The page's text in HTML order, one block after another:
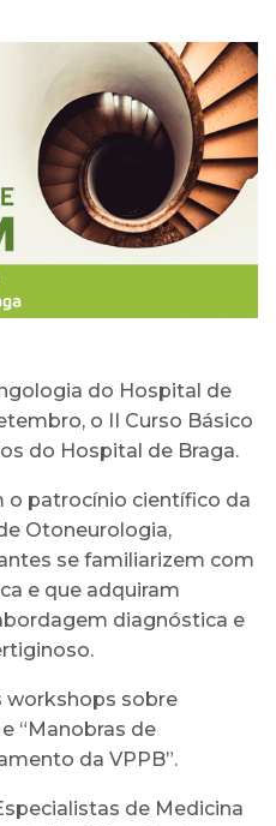
do Hospital de
o II Curso Básico
do Hospital de Braga.
o patrocínio científico da
Otoneurologia,
se familiarizem com
e que adquiram
diagnóstica e
workshops sobre
“Manobras de
da VPPB”.
de Medicina